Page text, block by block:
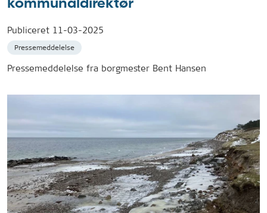
Publiceret 11-03-2025
Pressemeddelelse
Pressemeddelelse fra borgmester Bent Hansen